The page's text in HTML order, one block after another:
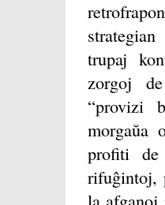
trupaj
zorgoj
“provizi
morgaŭa
profiti
rifuĝintoj,
la afganoj